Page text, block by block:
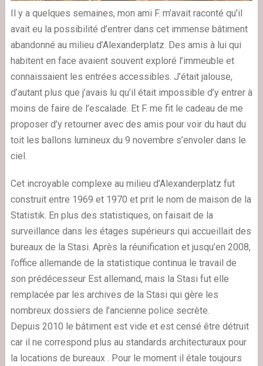
Il y a quelques semaines, mon ami F. m’avait raconté qu’il
avait eu la possibilité d’entrer dans cet immense bâtiment
abandonné au milieu d’Alexanderplatz. Des amis à lui qui
habitent en face avaient souvent exploré l’immeuble et
connaissaient les entrées accessibles. J’était jalouse,
d’autant plus que j’avais lu qu’il était impossible d’y entrer à
moins de faire de l’escalade. Et F. me fit le cadeau de me
proposer d’y retourner avec des amis pour voir du haut du
toit les ballons lumineux du 9 novembre s’envoler dans le
ciel.
Cet incroyable complexe au milieu d’Alexanderplatz fut
construit entre 1969 et 1970 et prit le nom de maison de la
Statistik. En plus des statistiques, on faisait de la
surveillance dans les étages supérieurs qui accueillait des
bureaux de la Stasi. Après la réunification et jusqu’en 2008,
l’office allemande de la statistique continua le travail de
son prédécesseur Est allemand, mais la Stasi fut elle
remplacée par les archives de la Stasi qui gère les
nombreux dossiers de l’ancienne police secrète.
Depuis 2010 le bâtiment est vide et est censé être détruit
car il ne correspond plus au standards architecturaux pour
la locations de bureaux . Pour le moment il étale toujours